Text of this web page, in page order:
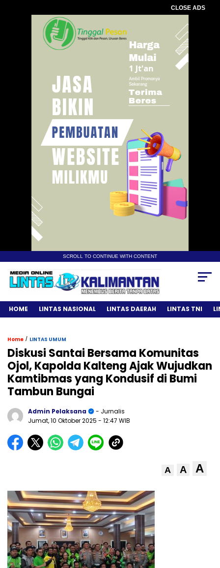
CLOSE ADS
SCROLL TO CONTINUE WITH CONTENT
HOME LINTAS NASIONAL LINTAS DAERAH LINTAS TNI
Home / LINTAS UMUM
Diskusi Santai Bersama Komunitas
Ojol, Kapolda Kalteng Ajak Wujudkan
Kamtibmas yang Kondusif di Bumi
Tambun Bungai
Admin Pelaksana
- Jurnalis
Jumat, 10 Oktober 2025 - 12:47 WIB
A A A